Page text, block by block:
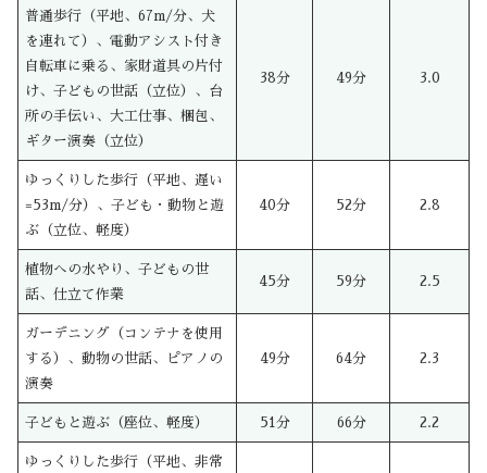
普通歩行（平地、67m/分、犬
を連れて）、電動アシスト付き
自転車に乗る、家財道具の片付
け、子どもの世話（立位）、台
所の手伝い、大工仕事、梱包、
ギター演奏（立位）
38分 49分 3.0
ゆっくりした歩行（平地、遅い
=53m/分）、子ども・動物と遊
ぶ（立位、軽度）
40分 52分 2.8
植物への水やり、子どもの世
話、仕立て作業
45分 59分 2.5
ガーデニング（コンテナを使用
する）、動物の世話、ピアノの
演奏
49分 64分 2.3
子どもと遊ぶ（座位、軽度） 51分 66分 2.2
ゆっくりした歩行（平地、非常